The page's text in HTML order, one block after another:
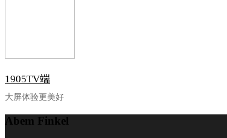
1905TV端
大屏体验更美好
Abem Finkel